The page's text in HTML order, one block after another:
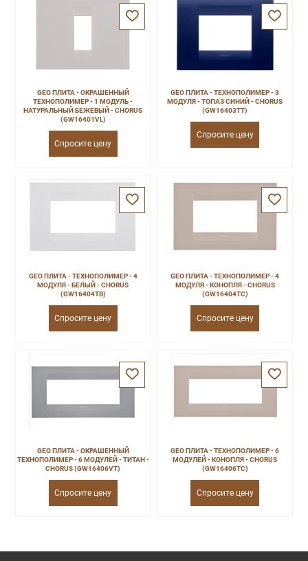
GEO ПЛИТА - ОКРАШЕННЫЙ
ТЕХНОПОЛИМЕР - 1 МОДУЛЬ -
НАТУРАЛЬНЫЙ БЕЖЕВЫЙ - CHORUS
(GW16401VL)
Спросите цену
GEO ПЛИТА - ТЕХНОПОЛИМЕР - 3
МОДУЛЯ - ТОПАЗ СИНИЙ - CHORUS
(GW16403TT)
Спросите цену
GEO ПЛИТА - ТЕХНОПОЛИМЕР - 4
МОДУЛЯ - БЕЛЫЙ - CHORUS
(GW16404TB)
Спросите цену
GEO ПЛИТА - ТЕХНОПОЛИМЕР - 4
МОДУЛЯ - КОНОПЛЯ - CHORUS
(GW16404TC)
Спросите цену
GEO ПЛИТА - ОКРАШЕННЫЙ
ТЕХНОПОЛИМЕР - 6 МОДУЛЕЙ - ТИТАН -
CHORUS (GW16406VT)
Спросите цену
GEO ПЛИТА - ТЕХНОПОЛИМЕР - 6
МОДУЛЕЙ - КОНОПЛЯ - CHORUS
(GW16406TC)
Спросите цену